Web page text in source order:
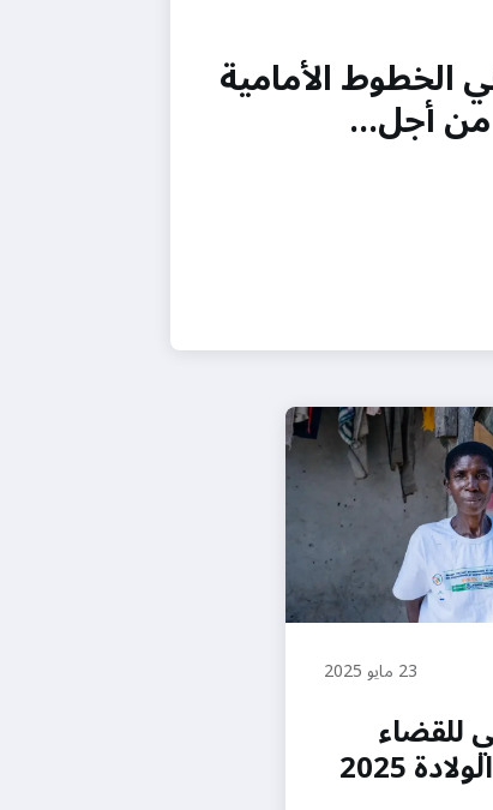
الخطوط الأمامية
من أجل…
23 مايو 2025
للقضاء
2025